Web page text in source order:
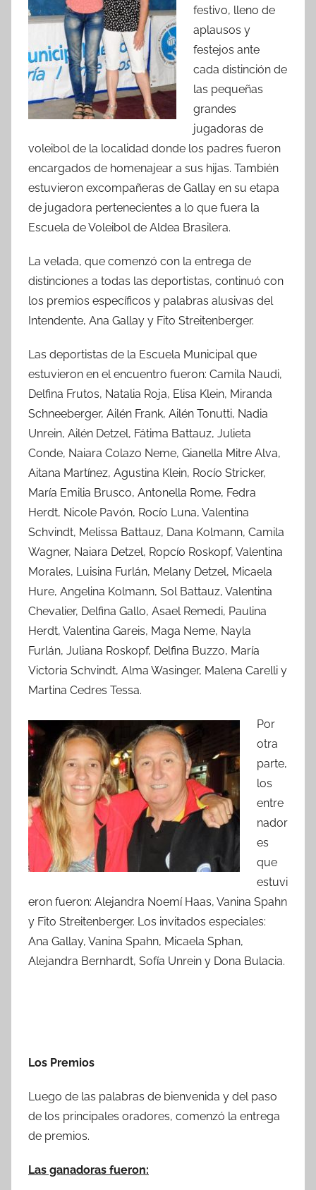
festivo, lleno de
aplausos y
festejos ante
cada distinción de
las pequeñas
grandes
jugadoras de
voleibol de la localidad donde los padres fueron
encargados de homenajear a sus hijas. También
estuvieron excompañeras de Gallay en su etapa
de jugadora pertenecientes a lo que fuera la
Escuela de Voleibol de Aldea Brasilera.
La velada, que comenzó con la entrega de
distinciones a todas las deportistas, continuó con
los premios específicos y palabras alusivas del
Intendente, Ana Gallay y Fito Streitenberger.
Las deportistas de la Escuela Municipal que
estuvieron en el encuentro fueron: Camila Naudi,
Delfina Frutos, Natalia Roja, Elisa Klein, Miranda
Schneeberger, Ailén Frank, Ailén Tonutti, Nadia
Unrein, Ailén Detzel, Fátima Battauz, Julieta
Conde, Naiara Colazo Neme, Gianella Mitre Alva,
Aitana Martínez, Agustina Klein, Rocío Stricker,
María Emilia Brusco, Antonella Rome, Fedra
Herdt, Nicole Pavón, Rocío Luna, Valentina
Schvindt, Melissa Battauz, Dana Kolmann, Camila
Wagner, Naiara Detzel, Ropcío Roskopf, Valentina
Morales, Luisina Furlán, Melany Detzel, Micaela
Hure, Angelina Kolmann, Sol Battauz, Valentina
Chevalier, Delfina Gallo, Asael Remedi, Paulina
Herdt, Valentina Gareis, Maga Neme, Nayla
Furlán, Juliana Roskopf, Delfina Buzzo, María
Victoria Schvindt, Alma Wasinger, Malena Carelli y
Martina Cedres Tessa.
Por
otra
parte,
los
entre
nador
es
que
estuvi
eron fueron: Alejandra Noemí Haas, Vanina Spahn
y Fito Streitenberger. Los invitados especiales:
Ana Gallay, Vanina Spahn, Micaela Sphan,
Alejandra Bernhardt, Sofía Unrein y Dona Bulacia.
Los Premios
Luego de las palabras de bienvenida y del paso
de los principales oradores, comenzó la entrega
de premios.
Las ganadoras fueron: